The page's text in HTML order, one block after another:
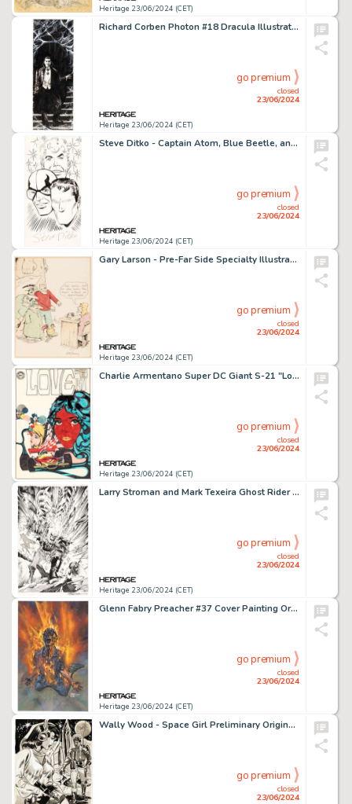
Heritage 23/06/2024 (CET)
Richard Corben Photon #18 Dracula Illustration Original Art (Atomic Enterprises, 1969).
Heritage 23/06/2024 (CET)
closed
23/06/2024
go premium
Steve Ditko - Captain Atom, Blue Beetle, and The Question Illustration Original Art (undated).
Heritage 23/06/2024 (CET)
closed
23/06/2024
go premium
Gary Larson - Pre-Far Side Specialty Illustration Original Art (1979).
Heritage 23/06/2024 (CET)
closed
23/06/2024
go premium
Charlie Armentano Super DC Giant S-21 "Love 1971" Cover Original Art (DC, 1971).
Heritage 23/06/2024 (CET)
closed
23/06/2024
go premium
Larry Stroman and Mark Texeira Ghost Rider #11 Cover Original Art (Marvel, 1991).
Heritage 23/06/2024 (CET)
closed
23/06/2024
go premium
Glenn Fabry Preacher #37 Cover Painting Original Art (DC, 1997).
Heritage 23/06/2024 (CET)
closed
23/06/2024
go premium
Wally Wood - Space Girl Preliminary Original Art (c. 1950s).
closed
23/06/2024
go premium